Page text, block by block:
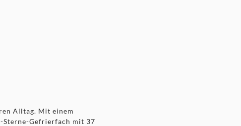
Alltag. Mit einem
Sterne-Gefrierfach mit 37